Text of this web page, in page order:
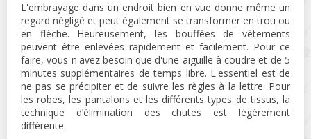
L'embrayage dans un endroit bien en vue donne même un
regard négligé et peut également se transformer en trou ou
en flèche. Heureusement, les bouffées de vêtements
peuvent être enlevées rapidement et facilement. Pour ce
faire, vous n'avez besoin que d'une aiguille à coudre et de 5
minutes supplémentaires de temps libre. L'essentiel est de
ne pas se précipiter et de suivre les règles à la lettre. Pour
les robes, les pantalons et les différents types de tissus, la
technique d’élimination des chutes est légèrement
différente.